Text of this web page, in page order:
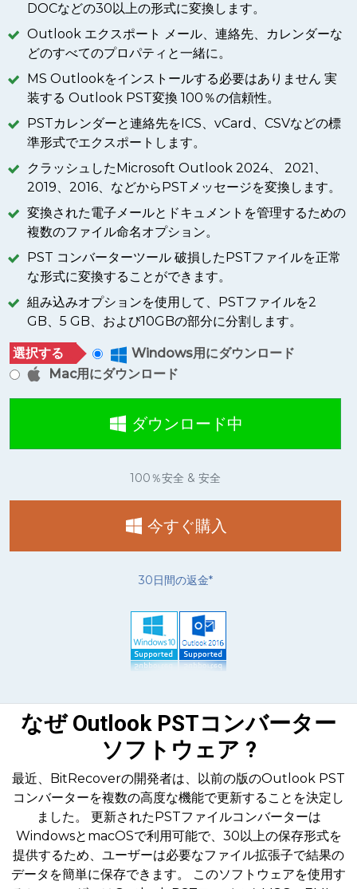
DOCなどの30以上の形式に変換します。
Outlook エクスポート メール、連絡先、カレンダーな
どのすべてのプロパティと一緒に。
MS Outlookをインストールする必要はありません 実
装する Outlook PST変換 100％の信頼性。
PSTカレンダーと連絡先をICS、vCard、CSVなどの標
準形式でエクスポートします。
クラッシュしたMicrosoft Outlook 2024、 2021、
2019、2016、などからPSTメッセージを変換します。
変換された電子メールとドキュメントを管理するための
複数のファイル命名オプション。
PST コンバーターツール 破損したPSTファイルを正常
な形式に変換することができます。
組み込みオプションを使用して、PSTファイルを2
GB、5 GB、および10GBの部分に分割します。
選択する
Windows用にダウンロード
Mac用にダウンロード
ダウンロード中
100％安全 & 安全
今すぐ購入
30日間の返金*
なぜ Outlook PSTコンバーター
ソフトウェア ?
最近、BitRecoverの開発者は、以前の版のOutlook PST
コンバーターを複数の高度な機能で更新することを決定し
ました。 更新されたPSTファイルコンバーターは
WindowsとmacOSで利用可能で、30以上の保存形式を
提供するため、ユーザーは必要なファイル拡張子で結果の
データを簡単に保存できます。 このソフトウェアを使用す